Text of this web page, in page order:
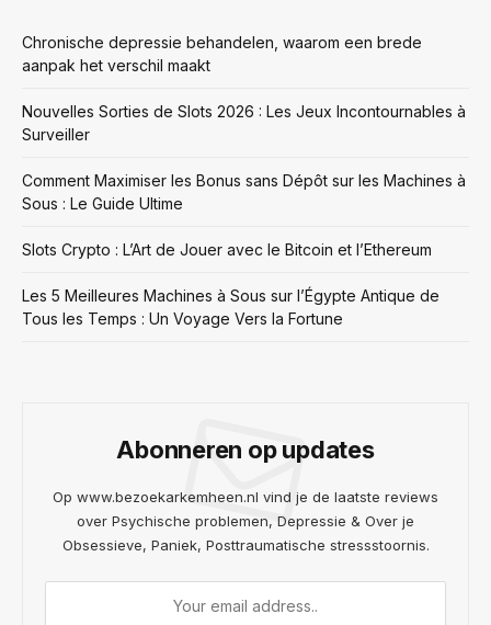
Chronische depressie behandelen, waarom een brede
aanpak het verschil maakt
Nouvelles Sorties de Slots 2026 : Les Jeux Incontournables à
Surveiller
Comment Maximiser les Bonus sans Dépôt sur les Machines à
Sous : Le Guide Ultime
Slots Crypto : L’Art de Jouer avec le Bitcoin et l’Ethereum
Les 5 Meilleures Machines à Sous sur l’Égypte Antique de
Tous les Temps : Un Voyage Vers la Fortune
Abonneren op updates
Op www.bezoekarkemheen.nl vind je de laatste reviews
over Psychische problemen, Depressie & Over je
Obsessieve, Paniek, Posttraumatische stressstoornis.